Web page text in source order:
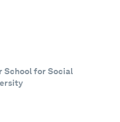
School for Social